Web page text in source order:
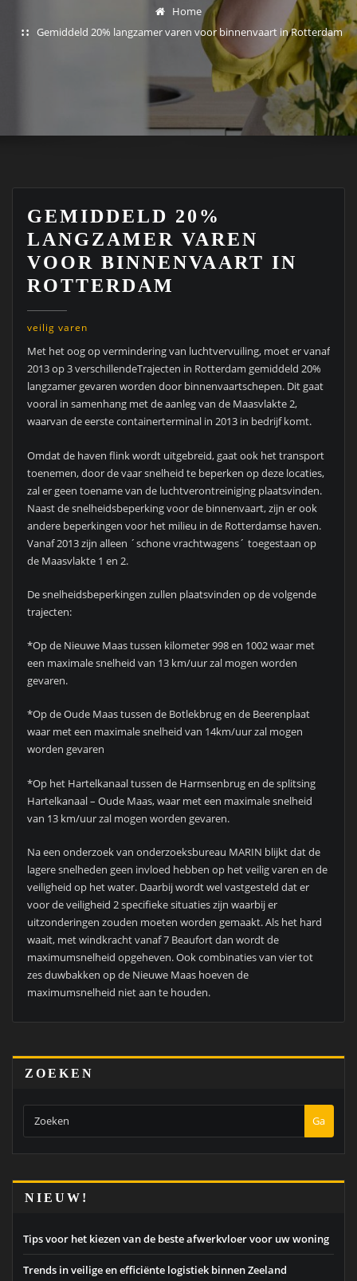
Home
Gemiddeld 20% langzamer varen voor binnenvaart in Rotterdam
GEMIDDELD 20%
LANGZAMER VAREN
VOOR BINNENVAART IN
ROTTERDAM
veilig varen
Met het oog op vermindering van luchtvervuiling, moet er vanaf
2013 op 3 verschillendeTrajecten in Rotterdam gemiddeld 20%
langzamer gevaren worden door binnenvaartschepen. Dit gaat
vooral in samenhang met de aanleg van de Maasvlakte 2,
waarvan de eerste containerterminal in 2013 in bedrijf komt.
Omdat de haven flink wordt uitgebreid, gaat ook het transport
toenemen, door de vaar snelheid te beperken op deze locaties,
zal er geen toename van de luchtverontreiniging plaatsvinden.
Naast de snelheidsbeperking voor de binnenvaart, zijn er ook
andere beperkingen voor het milieu in de Rotterdamse haven.
Vanaf 2013 zijn alleen ´schone vrachtwagens´ toegestaan op
de Maasvlakte 1 en 2.
De snelheidsbeperkingen zullen plaatsvinden op de volgende
trajecten:
*Op de Nieuwe Maas tussen kilometer 998 en 1002 waar met
een maximale snelheid van 13 km/uur zal mogen worden
gevaren.
*Op de Oude Maas tussen de Botlekbrug en de Beerenplaat
waar met een maximale snelheid van 14km/uur zal mogen
worden gevaren
*Op het Hartelkanaal tussen de Harmsenbrug en de splitsing
Hartelkanaal – Oude Maas, waar met een maximale snelheid
van 13 km/uur zal mogen worden gevaren.
Na een onderzoek van onderzoeksbureau MARIN blijkt dat de
lagere snelheden geen invloed hebben op het veilig varen en de
veiligheid op het water. Daarbij wordt wel vastgesteld dat er
voor de veiligheid 2 specifieke situaties zijn waarbij er
uitzonderingen zouden moeten worden gemaakt. Als het hard
waait, met windkracht vanaf 7 Beaufort dan wordt de
maximumsnelheid opgeheven. Ook combinaties van vier tot
zes duwbakken op de Nieuwe Maas hoeven de
maximumsnelheid niet aan te houden.
ZOEKEN
Ga
NIEUW!
Tips voor het kiezen van de beste afwerkvloer voor uw woning
Trends in veilige en efficiënte logistiek binnen Zeeland